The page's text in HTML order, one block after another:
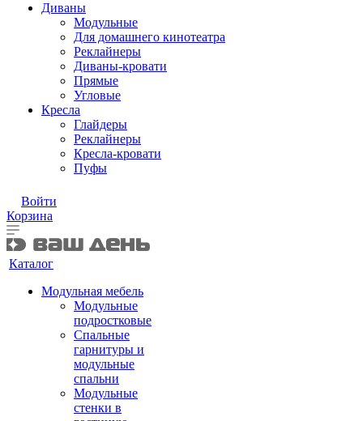
Диваны
Модульные
Для домашнего кинотеатра
Реклайнеры
Диваны-кровати
Прямые
Угловые
Кресла
Глайдеры
Реклайнеры
Кресла-кровати
Пуфы
Войти
Корзина
Каталог
Модульная мебель
Модульные
подростковые
Спальные
гарнитуры и
модульные
спальни
Модульные
стенки в